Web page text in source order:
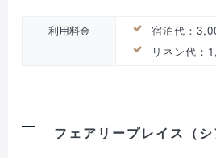
利用料金
宿泊代：
リネン代：
フェアリープレイス（シ